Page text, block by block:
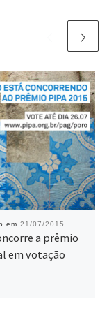
em 21/07/2015
a prêmio
em votação